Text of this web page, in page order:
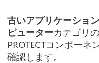
古いアプリケーション
ピューターカテゴリ
PROTECTコンポーネ
確認します。